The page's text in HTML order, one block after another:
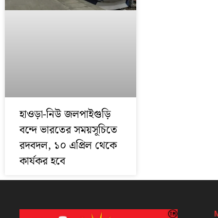
হাওড়া-নিউ জলপাইগুড়ি
বন্দে ভারতের সময়সূচিতে
রদবদল, ১০ এপ্রিল থেকে
কার্যকর হবে